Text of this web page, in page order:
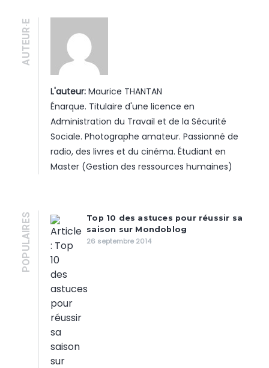
AUTEUR·E
L'auteur: Maurice THANTAN
Énarque. Titulaire d'une licence en
Administration du Travail et de la Sécurité
Sociale. Photographe amateur. Passionné de
radio, des livres et du cinéma. Étudiant en
Master (Gestion des ressources humaines)
POPULAIRES
Top 10 des astuces pour réussir sa
saison sur Mondoblog
26 septembre 2014